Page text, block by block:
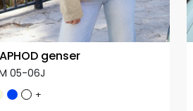
genser
05-06J
+